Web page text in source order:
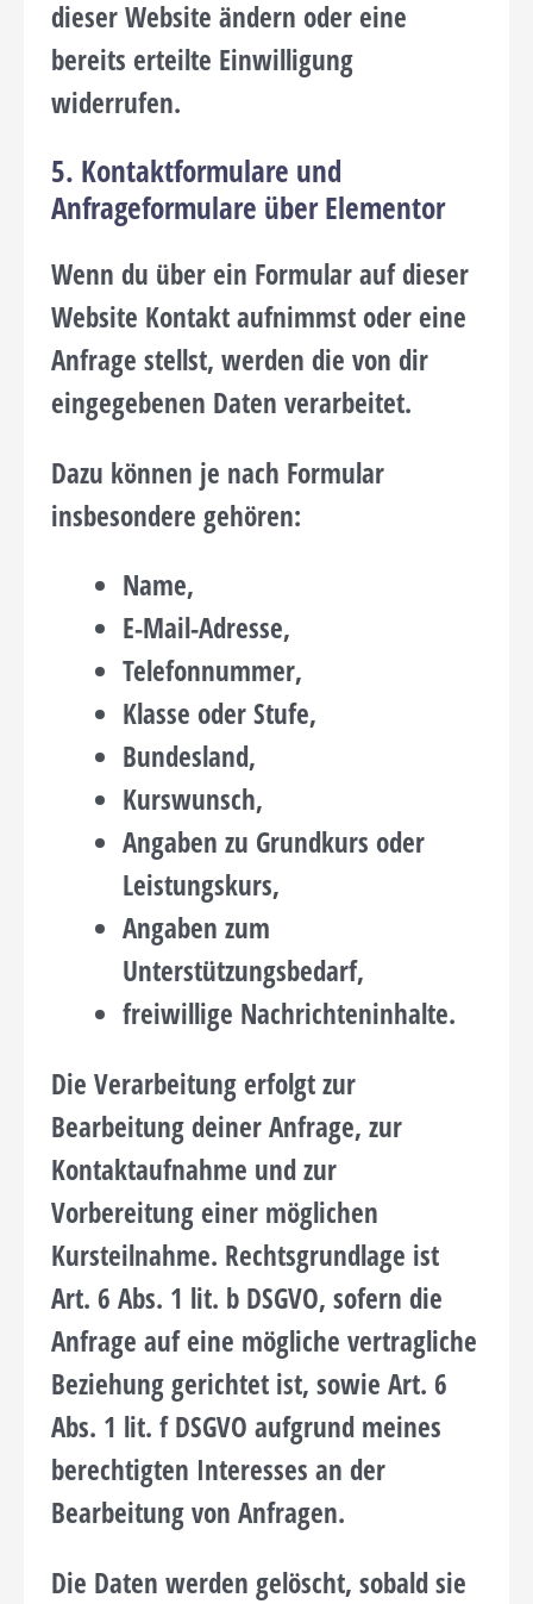
dieser Website ändern oder eine
bereits erteilte Einwilligung
widerrufen.
5. Kontaktformulare und
Anfrageformulare über Elementor
Wenn du über ein Formular auf dieser
Website Kontakt aufnimmst oder eine
Anfrage stellst, werden die von dir
eingegebenen Daten verarbeitet.
Dazu können je nach Formular
insbesondere gehören:
Name,
E-Mail-Adresse,
Telefonnummer,
Klasse oder Stufe,
Bundesland,
Kurswunsch,
Angaben zu Grundkurs oder
Leistungskurs,
Angaben zum
Unterstützungsbedarf,
freiwillige Nachrichteninhalte.
Die Verarbeitung erfolgt zur
Bearbeitung deiner Anfrage, zur
Kontaktaufnahme und zur
Vorbereitung einer möglichen
Kursteilnahme. Rechtsgrundlage ist
Art. 6 Abs. 1 lit. b DSGVO, sofern die
Anfrage auf eine mögliche vertragliche
Beziehung gerichtet ist, sowie Art. 6
Abs. 1 lit. f DSGVO aufgrund meines
berechtigten Interesses an der
Bearbeitung von Anfragen.
Die Daten werden gelöscht, sobald sie